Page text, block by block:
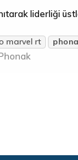
liderliği
marvel rt